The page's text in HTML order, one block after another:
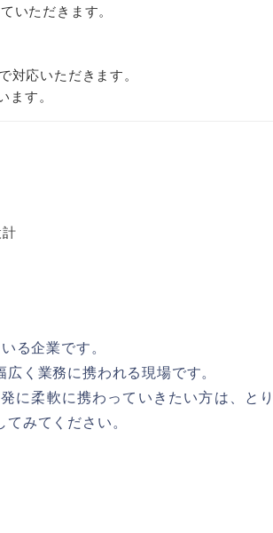
いただきます。
応いただきます。
す。
る企業です。
く業務に携われる現場です。
に柔軟に携わっていきたい方は、と
みてください。